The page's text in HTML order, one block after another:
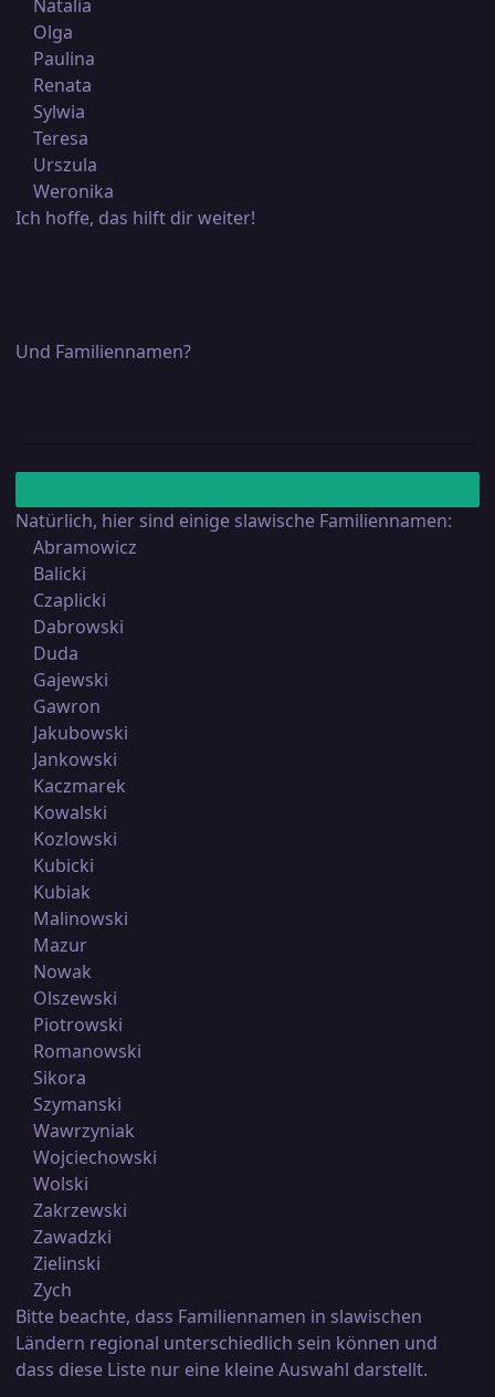
Natalia
Olga
Paulina
Renata
Sylwia
Teresa
Urszula
Weronika
Ich hoffe, das hilft dir weiter!
Und Familiennamen?
Natürlich, hier sind einige slawische Familiennamen:
Abramowicz
Balicki
Czaplicki
Dabrowski
Duda
Gajewski
Gawron
Jakubowski
Jankowski
Kaczmarek
Kowalski
Kozlowski
Kubicki
Kubiak
Malinowski
Mazur
Nowak
Olszewski
Piotrowski
Romanowski
Sikora
Szymanski
Wawrzyniak
Wojciechowski
Wolski
Zakrzewski
Zawadzki
Zielinski
Zych
Bitte beachte, dass Familiennamen in slawischen
Ländern regional unterschiedlich sein können und
dass diese Liste nur eine kleine Auswahl darstellt.